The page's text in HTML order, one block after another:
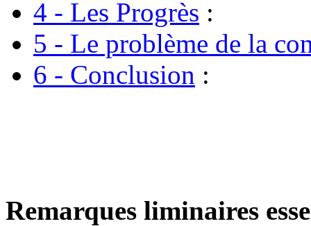
4 - Les Progrès :
5 - Le problème de la
6 - Conclusion :
Remarques liminaires